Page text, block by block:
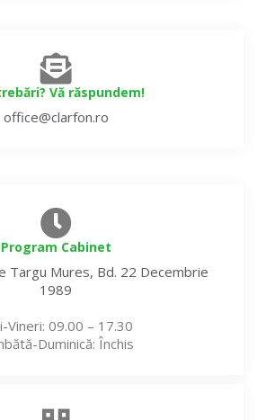
Vă răspundem!
office@clarfon.ro
Program Cabinet
Targu Mures, Bd. 22 Decembrie
1989
Vineri: 09.00 – 17.30
Duminică: Închis